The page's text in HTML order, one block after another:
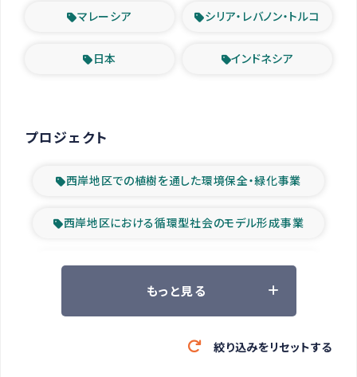
マレーシア シリア・レバノン・トルコ
日本 インドネシア
プロジェクト
西岸地区での植樹を通した環境保全・緑化事業
西岸地区における循環型社会のモデル形成事業
ツアー参加者の声
緊急救援の時代
もっと見る
絞り込みをリセットする